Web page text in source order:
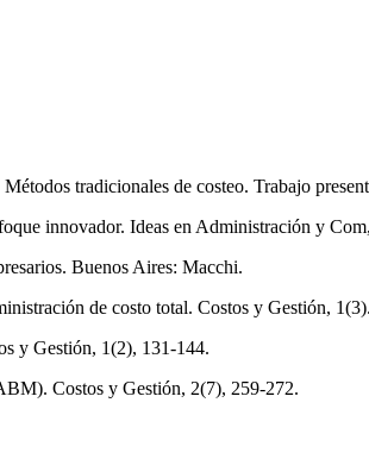
tradicionales de costeo. Trabajo
innovador. Ideas en Administración y
Buenos Aires: Macchi.
de costo total. Costos y Gestión, 1(3).
y Gestión, 1(2), 131-144.
Costos y Gestión, 2(7), 259-272.